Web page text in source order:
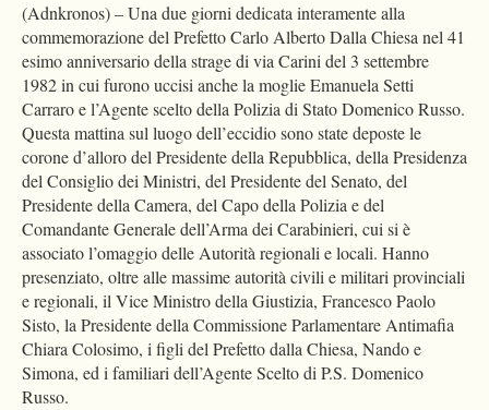
(Adnkronos) – Una due giorni dedicata interamente alla
commemorazione del Prefetto Carlo Alberto Dalla Chiesa nel 41
esimo anniversario della strage di via Carini del 3 settembre
1982 in cui furono uccisi anche la moglie Emanuela Setti
Carraro e l’Agente scelto della Polizia di Stato Domenico Russo.
Questa mattina sul luogo dell’eccidio sono state deposte le
corone d’alloro del Presidente della Repubblica, della Presidenza
del Consiglio dei Ministri, del Presidente del Senato, del
Presidente della Camera, del Capo della Polizia e del
Comandante Generale dell’Arma dei Carabinieri, cui si è
associato l’omaggio delle Autorità regionali e locali. Hanno
presenziato, oltre alle massime autorità civili e militari provinciali
e regionali, il Vice Ministro della Giustizia, Francesco Paolo
Sisto, la Presidente della Commissione Parlamentare Antimafia
Chiara Colosimo, i figli del Prefetto dalla Chiesa, Nando e
Simona, ed i familiari dell’Agente Scelto di P.S. Domenico
Russo.